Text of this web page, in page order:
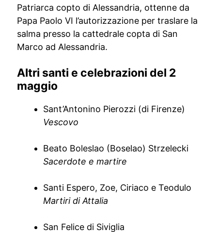
Patriarca copto di Alessandria, ottenne da
Papa Paolo VI l’autorizzazione per traslare la
salma presso la cattedrale copta di San
Marco ad Alessandria.
Altri santi e celebrazioni del 2
maggio
Sant’Antonino Pierozzi (di Firenze)
Vescovo
Beato Boleslao (Boselao) Strzelecki
Sacerdote e martire
Santi Espero, Zoe, Ciriaco e Teodulo
Martiri di Attalia
San Felice di Siviglia